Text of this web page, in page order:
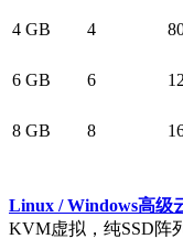
4 GB 4
6 GB 6
8 GB 8
Linux / Windows高级
KVM虚拟，纯SSD阵